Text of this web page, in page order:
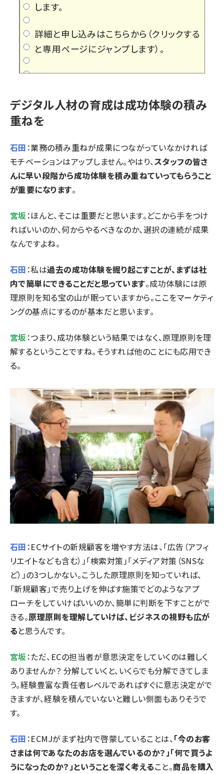
します。
詳細と申し込みはこちらから （クリックする
と専用ページにジャンプします）。
デジタル人材の育成は成功体験の積み
重ねを
石田 ：業務の積み重ねが成果につながっていなかければ
モチベーションはアップしません。やはり、スタッフの皆さ
んに早い段階から成功体験を積み重ねていってもらうこと
が重要になります。
宮坂 ：ほんと、そこは重要だと思います。どこから手をつけ
ればいいのか、何からやるべきなのか、選択の連続が成果
なんですよね。
石田 ：私は過去の成功体験を掘り起こすことが、まずは社
内で簡単にできることだと思っています。成功体験には原
理原則を知る宝の山が眠っていますから。ここをマーケティ
ングの基点にするのが基本だと思います。
宮坂 ：つまり、成功体験という結果ではなく、原理原則を理
解するということですね。そうすれば他のことにも応用でき
る。
石田 ：ECサイトの新規顧客を増やす方法は、「広告（アフィ
リエイトなども含む）」「検索対策」「メディア対策（SNSな
ど）」の3つしかない。こうした原理原則を知っていれば、
「新規顧客」で売り上げを伸ばす施策でどのようなアプ
ローチをしていけばいいのか、簡単に判断を下すことがで
きる。原理原則を理解していけば、ビジネスの視野も広が
ると思うんです。
宮坂 ：ただ、ECの担当者が意思決定をしていくのは難しく
ありませんか？ 分解していくと、いくらでも分解できてしま
う。経験豊富な責任者レベルであればすぐに意志決定がで
きますが、経験を積んでいないと難しい側面もありそうで
す。
石田 ：ECMJがまず社内で啓蒙していることは、「今のお客
さまは何であなたのお店を選んでいるのか？」「何で買うよ
うになったのか？」ということを深く考えること。商品を購入